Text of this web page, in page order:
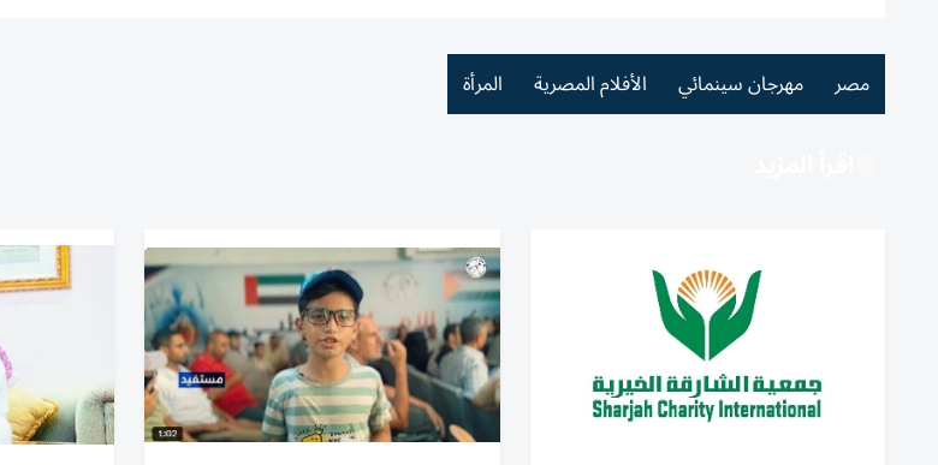
مصر مهرجان سينمائي الأفلام المصرية المرأة